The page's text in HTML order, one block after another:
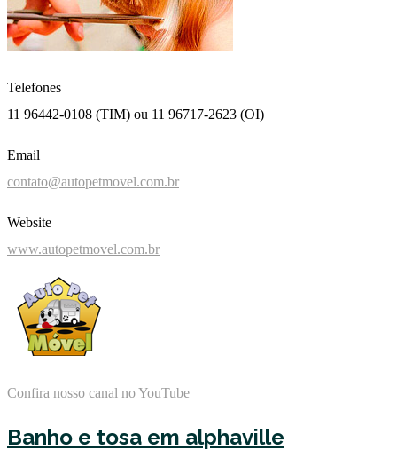
Telefones
11 96442-0108 (TIM) ou 11 96717-2623 (OI)
Email
contato@autopetmovel.com.br
Website
www.autopetmovel.com.br
Confira nosso canal no YouTube
Banho e tosa em alphaville